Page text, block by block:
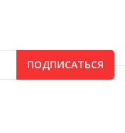
ПОДПИСАТЬСЯ